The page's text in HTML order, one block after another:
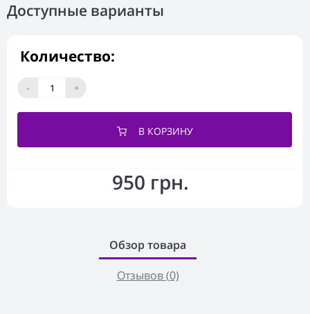
950 грн.
Доступные варианты
Количество:
- +
В КОРЗИНУ
Обзор товара
Отзывов (0)